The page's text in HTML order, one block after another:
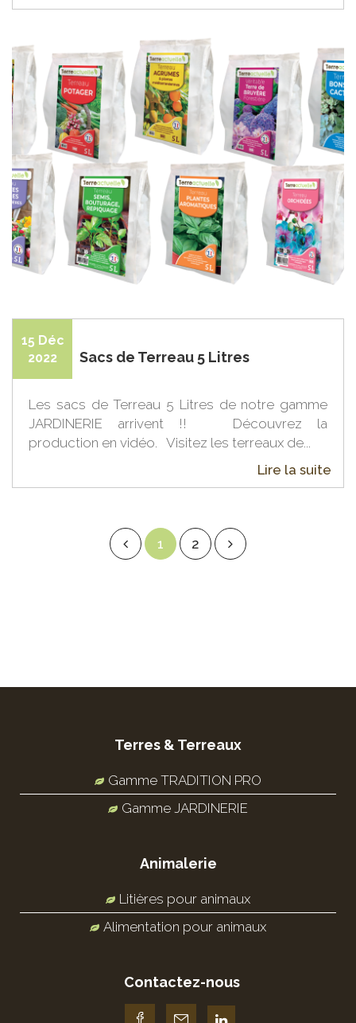
15 Déc
2022
Sacs de Terreau 5 Litres
Les sacs de Terreau 5 Litres de notre gamme
JARDINERIE arrivent !! Découvrez la
production en vidéo. Visitez les terreaux de...
Lire la suite
1 2
Terres & Terreaux
Gamme TRADITION PRO
Gamme JARDINERIE
Animalerie
Litières pour animaux
Alimentation pour animaux
Contactez-nous